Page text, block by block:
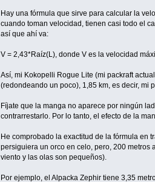
Hay una fórmula que sirve para calcular la
cuando toman velocidad, tienen casi todo el
así que ahí va:
V = 2,43*Raíz(L), donde V es la velocidad
Así, mi Kokopelli Rogue Lite (mi packraft
(redondeando un poco), 1,85 km, es decir, mi
Fíjate que la manga no aparece por ningún
contrarrestarlo. Por lo tanto, el efecto de la
He comprobado la exactitud de la fórmula en
persiguiera un orco en celo, pero, 200 metros
viento y las olas son pequeños).
Por ejemplo, el Alpacka Zephir tiene 3,35